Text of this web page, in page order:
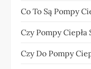
Co To Są Pompy
Czy Pompy Ciepła
Czy Do Pompy